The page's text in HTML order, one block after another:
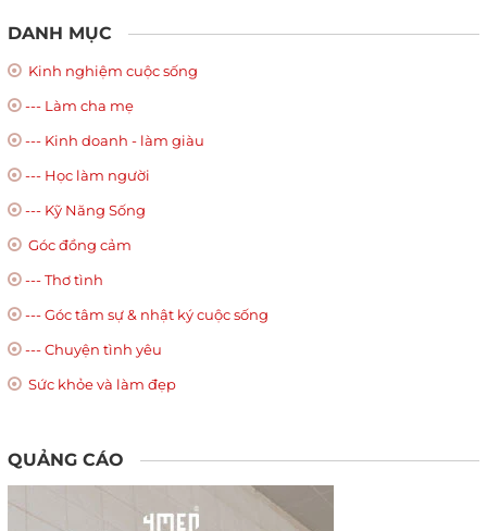
DANH MỤC
Kinh nghiệm cuộc sống
--- Làm cha mẹ
--- Kinh doanh - làm giàu
--- Học làm người
--- Kỹ Năng Sống
Góc đồng cảm
--- Thơ tình
--- Góc tâm sự & nhật ký cuộc sống
--- Chuyện tình yêu
Sức khỏe và làm đẹp
QUẢNG CÁO